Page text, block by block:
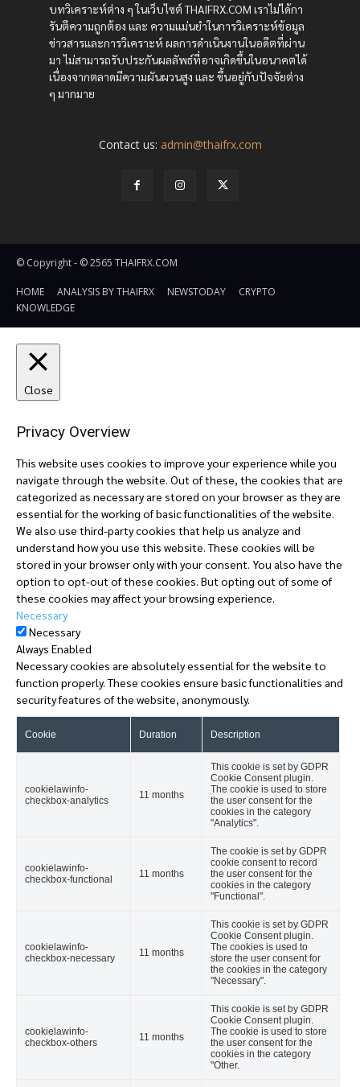
บทวิเคราะห์ต่าง ๆ ในเว็บไซต์ THAIFRX.COM เราไม่ได้กา
รันตีความถูกต้อง และ ความแม่นยำในการวิเคราะห์ข้อมูล
ข่าวสารและการวิเคราะห์ ผลการดำเนินงานในอดีตที่ผ่าน
มา ไม่สามารถรับประกันผลลัพธ์ที่อาจเกิดขึ้นในอนาคตได้
เนื่องจากตลาดมีความผันผวนสูง และ ขึ้นอยู่กับปัจจัยต่าง
ๆ มากมาย
Contact us: admin@thaifrx.com
© Copyright - © 2565 THAIFRX.COM
HOME ANALYSIS BY THAIFRX NEWSTODAY
CRYPTO
KNOWLEDGE
Close
Privacy Overview
This website uses cookies to improve your experience while you
navigate through the website. Out of these, the cookies that are
categorized as necessary are stored on your browser as they are
essential for the working of basic functionalities of the website.
We also use third-party cookies that help us analyze and
understand how you use this website. These cookies will be
stored in your browser only with your consent. You also have the
option to opt-out of these cookies. But opting out of some of
these cookies may affect your browsing experience.
Necessary
Necessary
Always Enabled
Necessary cookies are absolutely essential for the website to
function properly. These cookies ensure basic functionalities and
security features of the website, anonymously.
Cookie Duration Description
cookielawinfo-
checkbox-analytics
11 months
This cookie is set by GDPR
Cookie Consent plugin.
The cookie is used to store
the user consent for the
cookies in the category
"Analytics".
cookielawinfo-
checkbox-functional
11 months
The cookie is set by GDPR
cookie consent to record
the user consent for the
cookies in the category
"Functional".
cookielawinfo-
checkbox-necessary
11 months
This cookie is set by GDPR
Cookie Consent plugin.
The cookies is used to
store the user consent for
the cookies in the category
"Necessary".
cookielawinfo-
checkbox-others
11 months
This cookie is set by GDPR
Cookie Consent plugin.
The cookie is used to store
the user consent for the
cookies in the category
"Other.